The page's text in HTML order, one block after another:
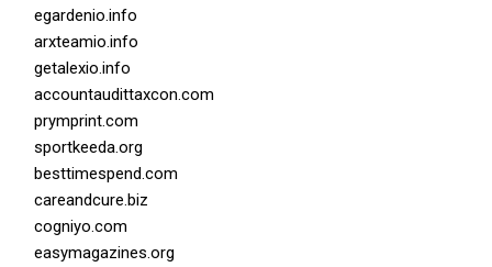
egardenio.info
arxteamio.info
getalexio.info
accountaudittaxcon.com
prymprint.com
sportkeeda.org
besttimespend.com
careandcure.biz
cogniyo.com
easymagazines.org